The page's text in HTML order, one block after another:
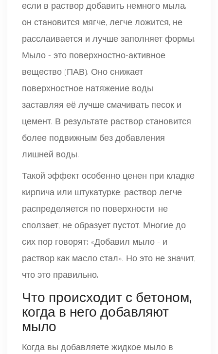
если в раствор добавить немного мыла,
он становится мягче, легче ложится, не
расслаивается и лучше заполняет формы.
Мыло - это поверхностно-активное
вещество (ПАВ). Оно снижает
поверхностное натяжение воды,
заставляя её лучше смачивать песок и
цемент. В результате раствор становится
более подвижным без добавления
лишней воды.
Такой эффект особенно ценен при кладке
кирпича или штукатурке: раствор легче
распределяется по поверхности, не
сползает, не образует пустот. Многие до
сих пор говорят: «Добавил мыло - и
раствор как масло стал». Но это не значит,
что это правильно.
Что происходит с бетоном,
когда в него добавляют
мыло
Когда вы добавляете жидкое мыло в